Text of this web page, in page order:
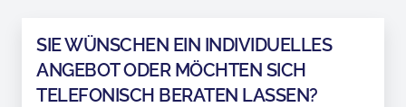
SIE WÜNSCHEN EIN INDIVIDUELLES
ANGEBOT ODER MÖCHTEN SICH
TELEFONISCH BERATEN LASSEN?